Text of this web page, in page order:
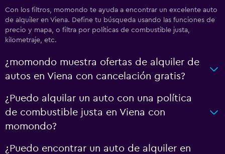
Con los filtros, momondo te ayuda a encontrar un excelente auto
de alquiler en Viena. Define tu búsqueda usando las funciones de
precio y mapa, o filtra por políticas de combustible justa,
kilometraje, etc.
¿momondo muestra ofertas de alquiler de
autos en Viena con cancelación gratis?
¿Puedo alquilar un auto con una política
de combustible justa en Viena con
momondo?
¿Puedo encontrar un auto de alquiler en